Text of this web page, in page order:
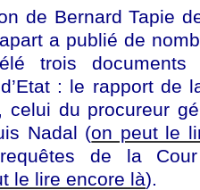
de Bernard Tapie
a publié de
trois
: le rapport de
celui du procureur
Nadal (on peut le
requêtes de la
le lire encore là).